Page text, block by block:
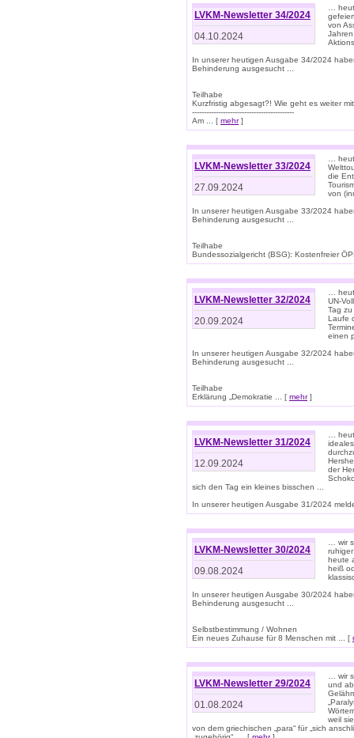
LVKM-Newsletter 34/2024
04.10.2024
…
von
In unserer heutigen Ausgabe 34/2024
Behinderung ausgesucht ...
Teilhabe
Kurzfristig abgesagt?! Wie geht es weiter
-------------------------------------------
Am ... [ mehr]
LVKM-Newsletter 33/2024
27.09.2024
…
die
von
In unserer heutigen Ausgabe 33/2024
Behinderung ausgesucht ...
Teilhabe
Bundessozialgericht (BSG): Kostenfreier
LVKM-Newsletter 32/2024
20.09.2024
…
UN-
Tag
Laufe
einen
In unserer heutigen Ausgabe 32/2024
Behinderung ausgesucht ...
Teilhabe
Erklärung „Demokratie ... [ mehr]
LVKM-Newsletter 31/2024
12.09.2024
…
der
sich den Tag ein kleines bisschen ...
In unserer heutigen Ausgabe 31/2024
LVKM-Newsletter 30/2024
09.08.2024
… wir
heute
heiß
In unserer heutigen Ausgabe 30/2024
Behinderung ausgesucht ...
Selbstbestimmung / Wohnen
Ein neues Zuhause für 8 Menschen mit ... [
LVKM-Newsletter 29/2024
01.08.2024
… wir
und
weil
von dem griechischen „para“ für „sich